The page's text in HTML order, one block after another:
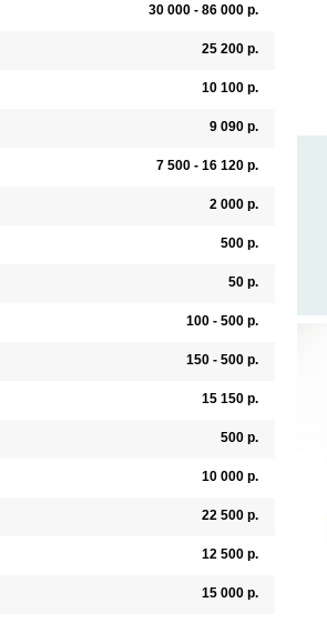
30 000 - 86 000 р.
25 200 р.
10 100 р.
9 090 р.
7 500 - 16 120 р.
2 000 р.
500 р.
50 р.
100 - 500 р.
150 - 500 р.
15 150 р.
500 р.
10 000 р.
22 500 р.
12 500 р.
15 000 р.